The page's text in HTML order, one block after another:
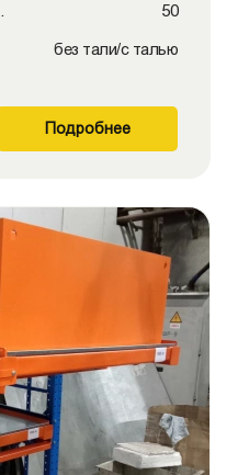
50
без тали/с талью
Подробнее